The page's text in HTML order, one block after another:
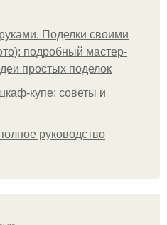
Поделки своими
подробный мастер-
простых поделок
купе: советы и
руководство